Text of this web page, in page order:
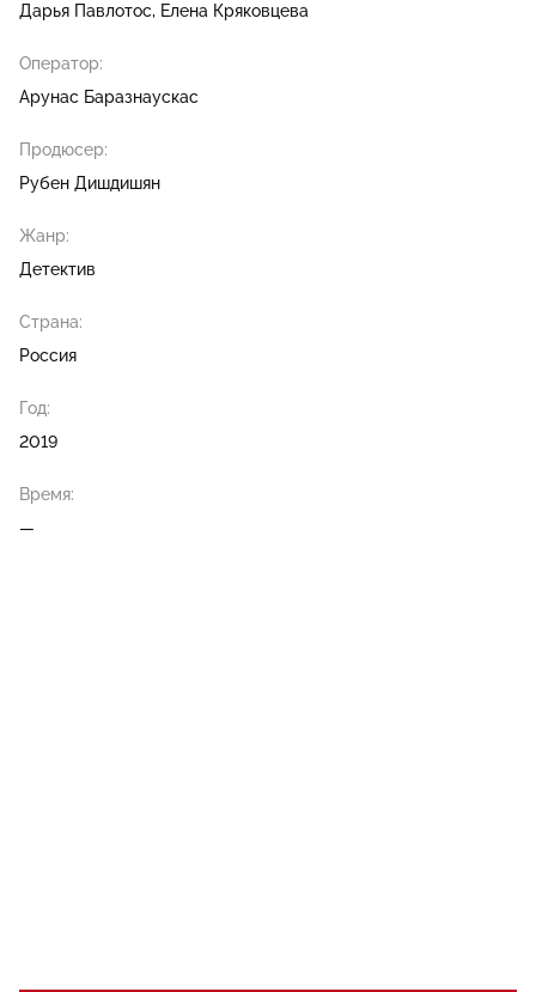
Дарья Павлотос Елена Кряковцева
Оператор:
Арунас Баразнаускас
Продюсер:
Рубен Дишдишян
Жанр:
Детектив
Страна:
Россия
Год:
2019
Время:
—